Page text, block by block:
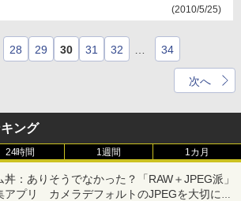
(2010/5/25)
28 29 30 31 32 34
次へ
ング
24時間 1週間 1カ月
：ありそうでなかった？「RAW＋JPEG派」
アプリ カメラデフォルトのJPEGを大切にす